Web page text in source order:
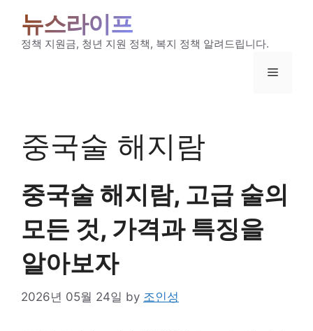
content
뉴스라이프
정책 지원금, 청년 지원 정책, 복지 정책 알려드립니다.
Menu
중국술 해지람
중국술 해지람, 고급 술의
모든 것, 가격과 특징을
알아보자
2026년 05월 24일 by 조인성